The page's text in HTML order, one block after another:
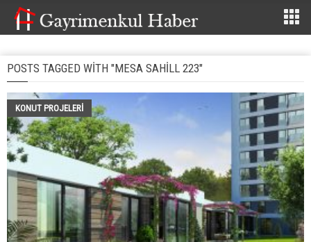
POSTS TAGGED WITH "MESA SAHILL 223"
KONUT PROJELERI